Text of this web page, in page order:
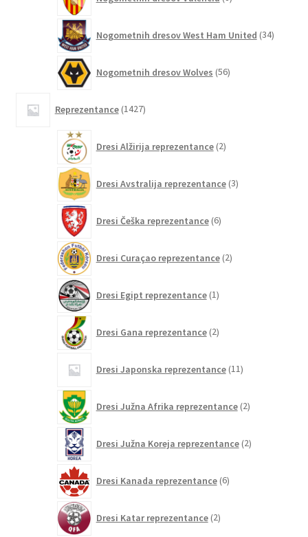
izdelkov
Nogometnih dresov West Ham United 34izdelkov
Nogometnih dresov Wolves 56izdelkov
Reprezentance 1427izdelkov
Dresi Alžirija reprezentance 2izdelka
Dresi Avstralija reprezentance 3izdelki
Dresi Češka reprezentance 6izdelkov
Dresi Curaçao reprezentance 2izdelka
Dresi Egipt reprezentance 1izdelek
Dresi Gana reprezentance 2izdelka
Dresi Japonska reprezentance 11izdelkov
Dresi Južna Afrika reprezentance 2izdelka
Dresi Južna Koreja reprezentance 2izdelka
Dresi Kanada reprezentance 6izdelkov
Dresi Katar reprezentance 2izdelka